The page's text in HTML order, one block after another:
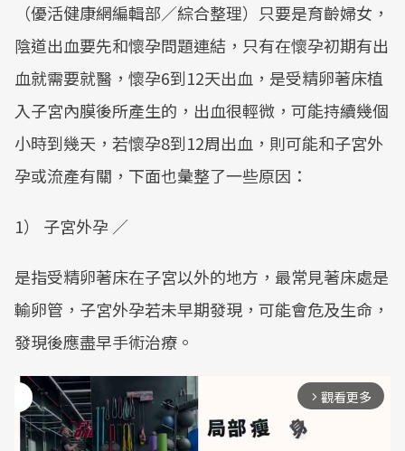
（優活健康網編輯部／綜合整理）只要是育齡婦女，
陰道出血要先和懷孕問題連結，只有在懷孕初期有出
血就需要就醫，懷孕6到12天出血，是受精卵著床植
入子宮內膜後所產生的，出血很輕微，可能持續幾個
小時到幾天，若懷孕8到12周出血，則可能和子宮外
孕或流產有關，下面也彙整了一些原因：
1） 子宮外孕 ／
是指受精卵著床在子宮以外的地方，最常見著床處是
輸卵管，子宮外孕若未早期發現，可能會危及生命，
發現後應盡早手術治療。
arrow_forward_ios 觀看更多